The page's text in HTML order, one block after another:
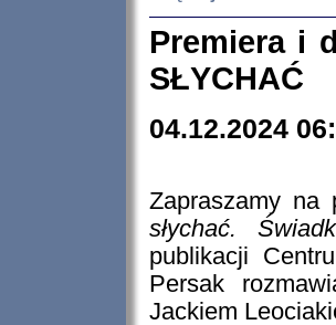
Premiera i
SŁYCHAĆ
04.12.2024
Zapraszamy
słychać.
publikacji
Persak
Jackiem